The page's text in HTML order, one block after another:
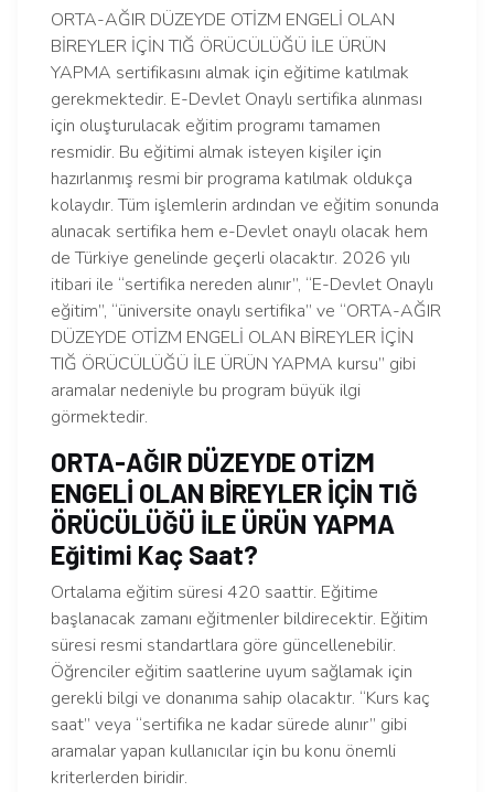
ORTA-AĞIR DÜZEYDE OTİZM ENGELİ OLAN
BİREYLER İÇİN TIĞ ÖRÜCÜLÜĞÜ İLE ÜRÜN
YAPMA sertifikasını almak için eğitime katılmak
gerekmektedir. E-Devlet Onaylı sertifika alınması
için oluşturulacak eğitim programı tamamen
resmidir. Bu eğitimi almak isteyen kişiler için
hazırlanmış resmi bir programa katılmak oldukça
kolaydır. Tüm işlemlerin ardından ve eğitim sonunda
alınacak sertifika hem e-Devlet onaylı olacak hem
de Türkiye genelinde geçerli olacaktır. 2026 yılı
itibari ile “sertifika nereden alınır”, “E-Devlet Onaylı
eğitim”, “üniversite onaylı sertifika” ve “ORTA-AĞIR
DÜZEYDE OTİZM ENGELİ OLAN BİREYLER İÇİN
TIĞ ÖRÜCÜLÜĞÜ İLE ÜRÜN YAPMA kursu” gibi
aramalar nedeniyle bu program büyük ilgi
görmektedir.
ORTA-AĞIR DÜZEYDE OTİZM
ENGELİ OLAN BİREYLER İÇİN TIĞ
ÖRÜCÜLÜĞÜ İLE ÜRÜN YAPMA
Eğitimi Kaç Saat?
Ortalama eğitim süresi 420 saattir. Eğitime
başlanacak zamanı eğitmenler bildirecektir. Eğitim
süresi resmi standartlara göre güncellenebilir.
Öğrenciler eğitim saatlerine uyum sağlamak için
gerekli bilgi ve donanıma sahip olacaktır. “Kurs kaç
saat” veya “sertifika ne kadar sürede alınır” gibi
aramalar yapan kullanıcılar için bu konu önemli
kriterlerden biridir.